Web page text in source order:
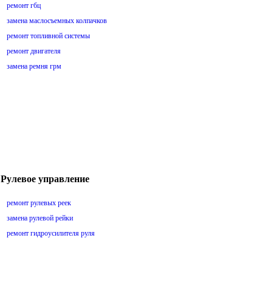
ремонт гбц
замена маслосъемных колпачков
ремонт топливной системы
ремонт двигателя
замена ремня грм
Рулевое управление
ремонт рулевых реек
замена рулевой рейки
ремонт гидроусилителя руля